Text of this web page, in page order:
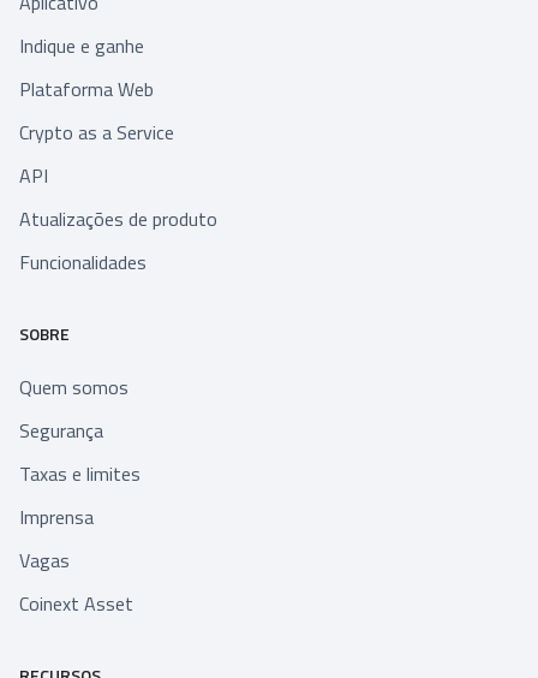
Indique e ganhe
Plataforma Web
Crypto as a Service
API
Atualizações de produto
Funcionalidades
SOBRE
Quem somos
Segurança
Taxas e limites
Imprensa
Vagas
Coinext Asset